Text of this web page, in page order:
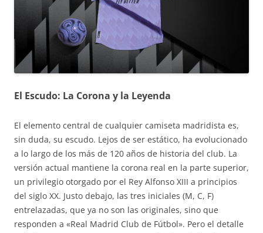
El Escudo: La Corona y la Leyenda
El elemento central de cualquier camiseta madridista es,
sin duda, su escudo. Lejos de ser estático, ha evolucionado
a lo largo de los más de 120 años de historia del club. La
versión actual mantiene la corona real en la parte superior,
un privilegio otorgado por el Rey Alfonso XIII a principios
del siglo XX. Justo debajo, las tres iniciales (M, C, F)
entrelazadas, que ya no son las originales, sino que
responden a «Real Madrid Club de Fútbol». Pero el detalle